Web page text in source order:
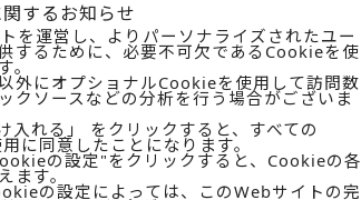
ネラー5,000社（情報システム部門）
するお知らせ
を運営し、よりパーソナライズされたユー
するために、必要不可欠であるCookieを使
。
外にオプショナルCookieを使用して訪問数
クソースなどの分析を行う場合がございま
入れる」 をクリックすると、すべての
に同意したことになります。
の設定"をクリックすると、Cookieの各
ます。
の設定によっては、このWebサイトの完